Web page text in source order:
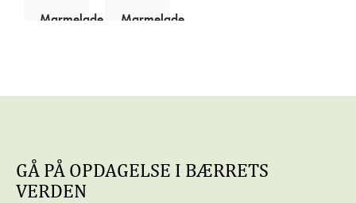
Marmelade Marmelade
GÅ PÅ OPDAGELSE I BÆRRETS
VERDEN